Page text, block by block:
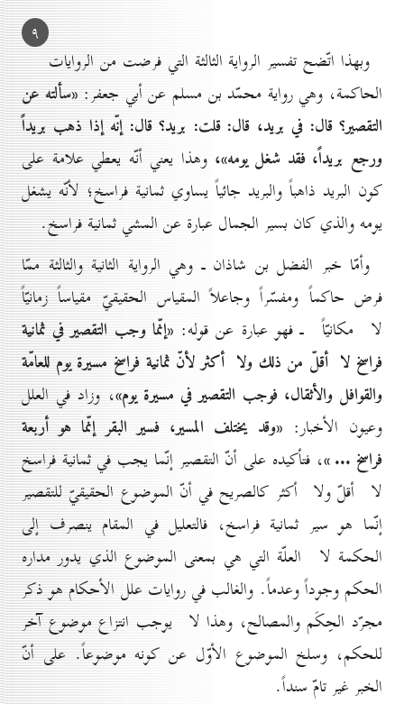
۹
وبهذا اتّضح تفسير الرواية الثالثة التي فرضت من الروايات
الحاكمة، وهي رواية محمّد بن مسلم عن أبي جعفر:«سألته عن
التقصير؟ قال: في بريد، قال: قلت: بريد؟ قال: إنّه إذا ذهب بريداً
ورجع بريداً، فقد شغل يومه»، وهذا يعني أنّه يعطي علامة على
كون البريد ذاهباً والبريد جائياً يساوي ثمانية فراسخ؛ لأنّه يشغل
يومه والذي كان بسير الجمال عبارة عن المشي ثمانية فراسخ.
وأمّا خبر الفضل بن شاذان ـ وهي الرواية الثانية والثالثة ممّا
فرض حاكماً ومفسّراً وجاعلاً المقياس الحقيقيّ مقياساً زمانيّاً
لا مكانيّاً ـ فهو عبارة عن قوله:«إنّما وجب التقصير في ثمانية
فراسخ لا أقلّ من ذلك ولا أكثر لأنّ ثمانية فراسخ مسيرة يوم للعامّة
والقوافل والأثقال، فوجب التقصير في مسيرة يوم»، وزاد في العلل
وعيون الأخبار: «وقد يختلف المسير، فسير البقر إنّما هو أربعة
فراسخ ... »، فتأكيده على أنّ التقصير إنّما يجب في ثمانية فراسخ
لا أقلّ ولا أكثر كالصريح في أنّ الموضوع الحقيقيّ للتقصير
إنّما هو سير ثمانية فراسخ، فالتعليل في المقام ينصرف إلى
الحكمة لا العلّة التي هي بمعنى الموضوع الذي يدور مداره
الحكم وجوداً وعدماً. والغالب في روايات علل الأحكام هو ذكر
مجرّد الحِكَم والمصالح، وهذا لا يوجب انتزاع موضوع آخر
للحكم، وسلخ الموضوع الأوّل عن كونه موضوعاً. على أنّ
الخبر غير تامّ سنداً.